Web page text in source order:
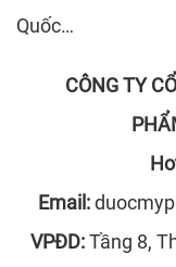
Quốc…
CÔNG TY
Email:
VPĐD:Tầng 8,